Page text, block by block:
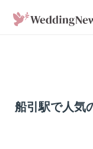
船引駅で人気